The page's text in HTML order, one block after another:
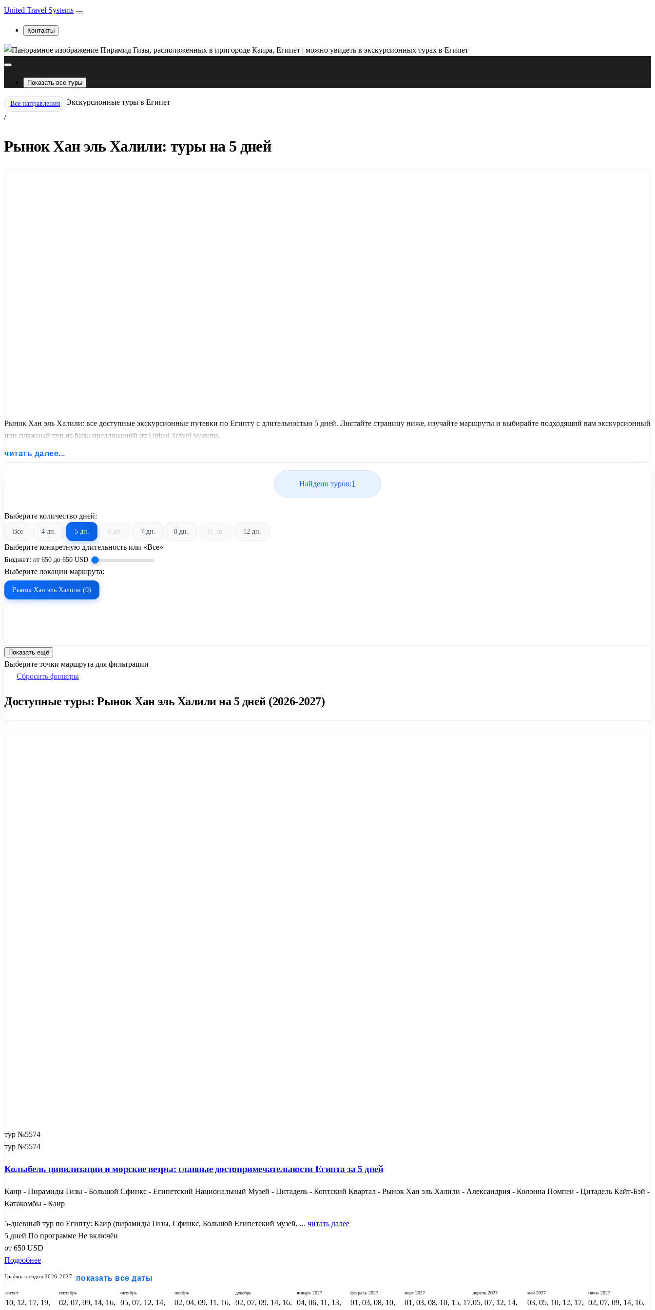
United Travel Systems
Контакты
Показать все туры
Все направления
/
Экскурсионные туры в Египет
Рынок Хан эль Халили: туры на 5 дней
Рынок Хан эль Халили: все доступные экскурсионные путевки по Египту с длительностью 5 дней. Листайте страницу ниже, изучайте маршруты и выбирайте подходящий вам экскурсионный
или пляжный тур из базы предложений от United Travel Systems.
читать далее...
Найдено туров:1
Выберите количество дней:
Все 4 дн. 5 дн. 6 дн. 7 дн. 8 дн. 11 дн. 12 дн.
Выберите конкретную длительность или «Все»
Бюджет: от 650 до 650 USD
Выберите локации маршрута:
Рынок Хан эль Халили (9)
Показать ещё
Выберите точки маршрута для фильтрации
Сбросить фильтры
Доступные туры: Рынок Хан эль Халили на 5 дней (2026-2027)
тур №5574
тур №5574
Колыбель цивилизации и морские ветры: главные достопримечательности Египта за 5 дней
Каир - Пирамиды Гизы - Большой Сфинкс - Египетский Национальный Музей - Цитадель - Коптский Квартал - Рынок Хан эль Халили - Александрия - Колонна Помпеи - Цитадель Кайт-Бэй -
Катакомбы - Каир
5-дневный тур по Египту: Каир (пирамиды Гизы, Сфинкс, Большой Египетский музей, ... читать далее
5 дней По программе Не включён
от 650 USD
Подробнее
График заездов 2026-2027: показать все даты
август
10, 12, 17, 19,
сентябрь
02, 07, 09, 14, 16,
октябрь
05, 07, 12, 14,
ноябрь
02, 04, 09, 11, 16,
декабрь
02, 07, 09, 14, 16,
январь 2027
04, 06, 11, 13,
февраль2027
01, 03, 08, 10,
март2027
01, 03, 08, 10, 15, 17,
апрель2027
05, 07, 12, 14,
май 2027
03, 05, 10, 12, 17,
июнь2027
02, 07, 09, 14, 16,